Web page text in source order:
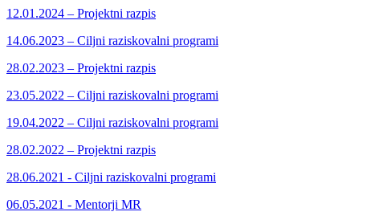
12.01.2024 – Projektni razpis
14.06.2023 – Ciljni raziskovalni programi
28.02.2023 – Projektni razpis
23.05.2022 – Ciljni raziskovalni programi
19.04.2022 – Ciljni raziskovalni programi
28.02.2022 – Projektni razpis
28.06.2021 - Ciljni raziskovalni programi
06.05.2021 - Mentorji MR